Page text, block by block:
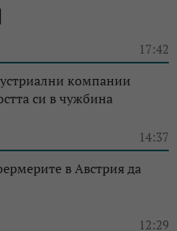
17:42
компании
си в чужбина
14:37
в Австрия да
12:29